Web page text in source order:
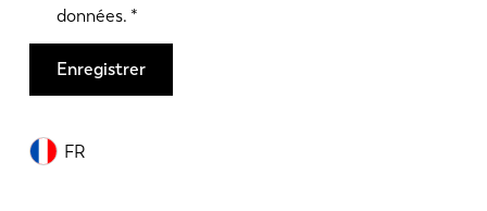
FR
données.
Enregistrer